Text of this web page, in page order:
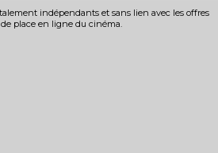
indépendants et sans lien avec les offres
place en ligne du cinéma.